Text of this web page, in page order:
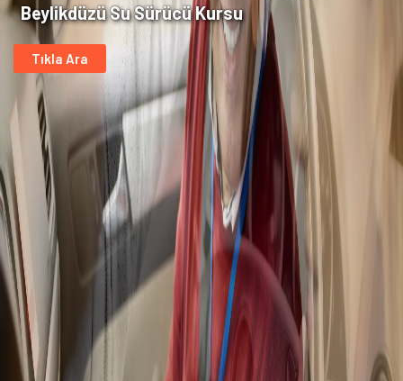
Beylikdüzü Su Sürücü Kursu
Tıkla Ara